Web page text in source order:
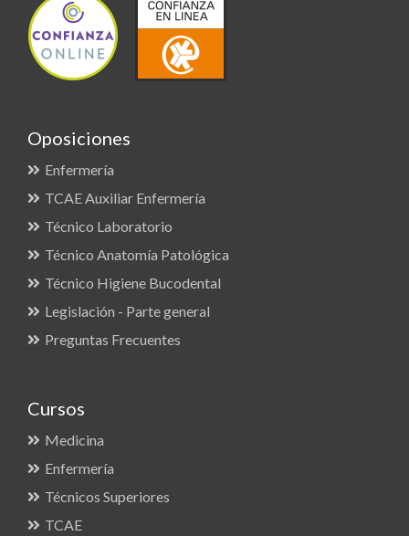
Oposiciones
Enfermería
TCAE Auxiliar Enfermería
Técnico Laboratorio
Técnico Anatomía Patológica
Técnico Higiene Bucodental
Legislación - Parte general
Preguntas Frecuentes
Cursos
Medicina
Enfermería
Técnicos Superiores
TCAE